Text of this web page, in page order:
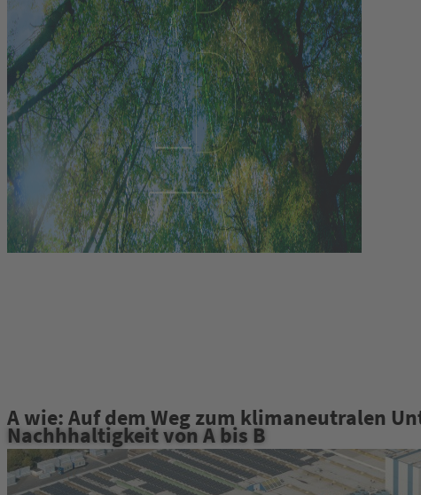
Nachhhaltigkeit von A bis B
A wie: Auf dem Weg zum klimaneutralen